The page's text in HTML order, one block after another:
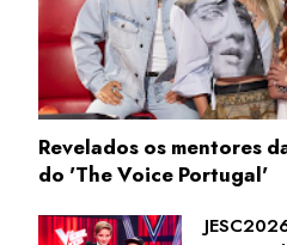
Revelados os mentores
do 'The Voice Portugal'